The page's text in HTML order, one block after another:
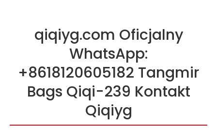
qiqiyg.com Oficjalny
WhatsApp:
+8618120605182 Tangmir
Bags Qiqi-239 Kontakt
Qiqiyg